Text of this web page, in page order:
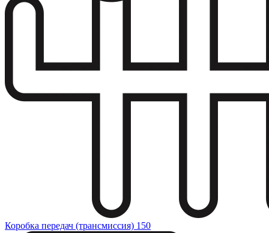
Коробка передач (трансмиссия) 150